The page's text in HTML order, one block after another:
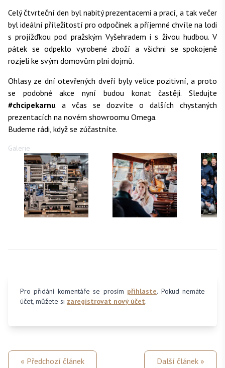
Celý čtvrteční den byl nabitý prezentacemi a prací, a tak večer
byl ideální příležitostí pro odpočinek a příjemné chvíle na lodi
s projížďkou pod pražským Vyšehradem i s živou hudbou. V
pátek se odpeklo vyrobené zboží a všichni se spokojeně
rozjeli ke svým domovům plni dojmů.
Ohlasy ze dní otevřených dveří byly velice pozitivní, a proto
se podobné akce nyní budou konat častěji. Sledujte
#chcipekarnu a včas se dozvíte o dalších chystaných
prezentacích na novém showroomu Omega.
Budeme rádi, když se zúčastníte.
Galerie
Pro přidání komentáře se prosím přihlaste. Pokud nemáte
účet, můžete si zaregistrovat nový účet.
« Předchozí článek Další článek »